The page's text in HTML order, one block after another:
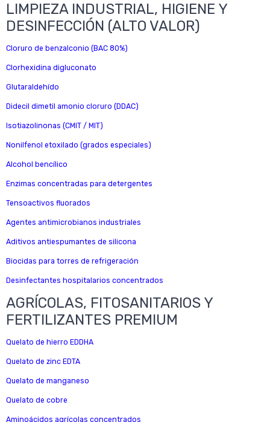
LIMPIEZA INDUSTRIAL, HIGIENE Y
DESINFECCIÓN (ALTO VALOR)
Cloruro de benzalconio (BAC 80%)
Clorhexidina digluconato
Glutaraldehído
Didecil dimetil amonio cloruro (DDAC)
Isotiazolinonas (CMIT / MIT)
Nonilfenol etoxilado (grados especiales)
Alcohol bencílico
Enzimas concentradas para detergentes
Tensoactivos fluorados
Agentes antimicrobianos industriales
Aditivos antiespumantes de silicona
Biocidas para torres de refrigeración
Desinfectantes hospitalarios concentrados
AGRÍCOLAS, FITOSANITARIOS Y
FERTILIZANTES PREMIUM
Quelato de hierro EDDHA
Quelato de zinc EDTA
Quelato de manganeso
Quelato de cobre
Aminoácidos agrícolas concentrados